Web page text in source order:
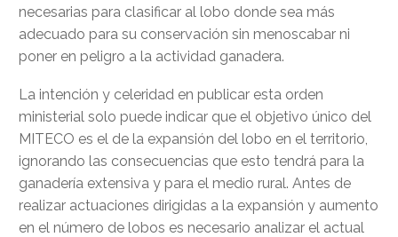
necesarias para clasificar al lobo donde sea más
adecuado para su conservación sin menoscabar ni
poner en peligro a la actividad ganadera.
La intención y celeridad en publicar esta orden
ministerial solo puede indicar que el objetivo único del
MITECO es el de la expansión del lobo en el territorio,
ignorando las consecuencias que esto tendrá para la
ganadería extensiva y para el medio rural. Antes de
realizar actuaciones dirigidas a la expansión y aumento
en el número de lobos es necesario analizar el actual